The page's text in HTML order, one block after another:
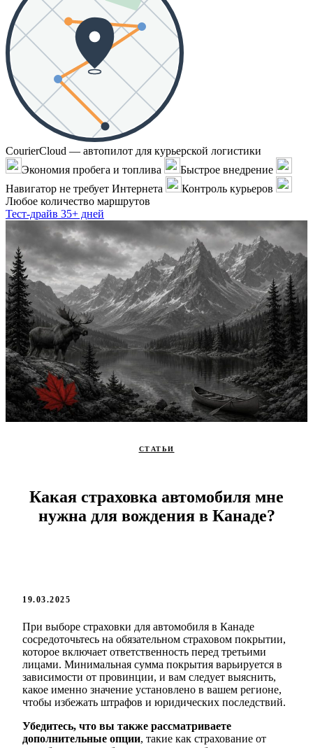
CourierCloud — автопилот для курьерской логистики
Экономия пробега и топлива
Быстрое внедрение
Навигатор не требует Интернета
Контроль курьеров
Любое количество маршрутов
Тест-драйв 35+ дней
СТАТЬИ
Какая страховка автомобиля мне
нужна для вождения в Канаде?
19.03.2025
При выборе страховки для автомобиля в Канаде
сосредоточьтесь на обязательном страховом покрытии,
которое включает ответственность перед третьими
лицами. Минимальная сумма покрытия варьируется в
зависимости от провинции, и вам следует выяснить,
какое именно значение установлено в вашем регионе,
чтобы избежать штрафов и юридических последствий.
Убедитесь, что вы также рассматриваете
дополнительные опции, такие как страхование от